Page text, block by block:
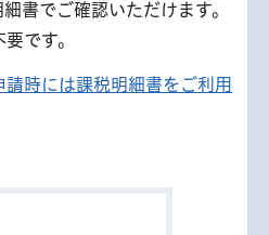
書でご確認いただけます。
です。
請時には課税明細書をご利用